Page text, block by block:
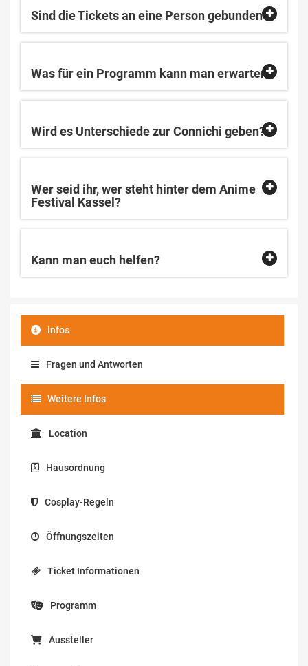
Sind die Tickets an eine Person gebunden?
Was für ein Programm kann man erwarten?
Wird es Unterschiede zur Connichi geben?
Wer seid ihr, wer steht hinter dem Anime
Festival Kassel?
Kann man euch helfen?
Infos
Fragen und Antworten
Weitere Infos
Location
Hausordnung
Cosplay-Regeln
Öffnungszeiten
Ticket Informationen
Programm
Aussteller